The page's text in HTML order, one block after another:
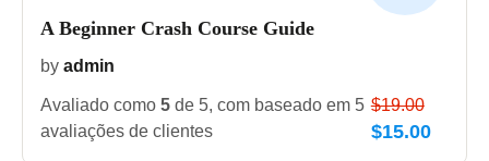
A Beginner Crash Course Guide
by admin
Avaliado como 5 de 5, com baseado em 5
avaliações de clientes
$19.00
$15.00